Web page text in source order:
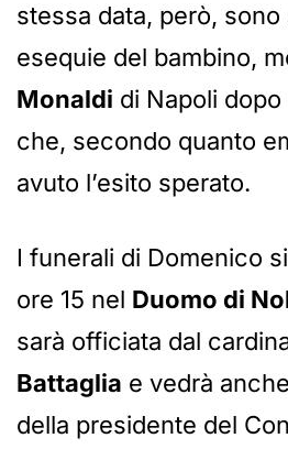
stessa data, però,
esequie del bambino,
Monaldi di Napoli
che, secondo quanto
avuto l’esito sperato.
I funerali di Domenico
ore 15 nel Duomo di
sarà officiata dal
Battaglia e vedrà
della presidente del